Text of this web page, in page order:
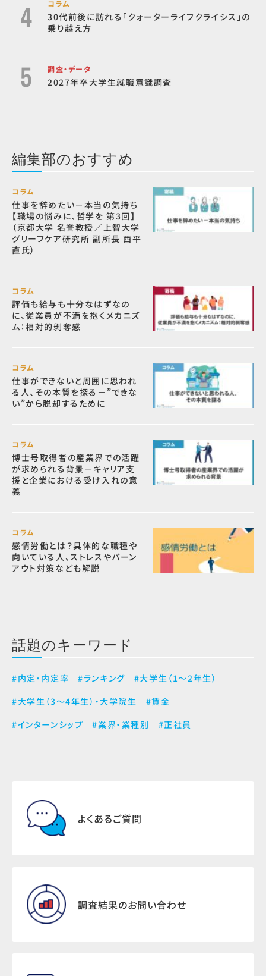
コラム
30代前後に訪れる「クォーターライフクライシス」の
乗り越え方
調査・データ
2027年卒大学生就職意識調査
編集部のおすすめ
コラム
仕事を辞めたい－本当の気持ち
【職場の悩みに、哲学を 第3回】
（京都大学 名誉教授／上智大学
グリーフケア研究所 副所長 西平
直氏）
コラム
評価も給与も十分なはずなの
に、従業員が不満を抱くメカニズ
ム：相対的剝奪感
コラム
仕事ができないと周囲に思われ
る人、その本質を探る－”できな
い”から脱却するために
コラム
博士号取得者の産業界での活躍
が求められる背景－キャリア支
援と企業における受け入れの意
義
コラム
感情労働とは？具体的な職種や
向いている人、ストレスやバーン
アウト対策なども解説
話題のキーワード
#内定・内定率 #ランキング
#大学生（1～2年生）
#大学生（3～4年生）・大学院生
#賃金
#インターンシップ
#業界・業種別 #正社員
よくあるご質問
調査結果のお問い合わせ